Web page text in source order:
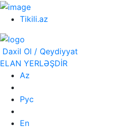
Tikili.az
Daxil Ol / Qeydiyyat
ELAN YERLƏŞDİR
Az
Рус
En